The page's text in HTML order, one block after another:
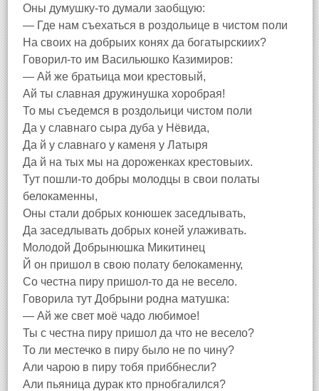
Оны думушку-то думали заобщую:
— Где нам съехаться в роздольице в чистом поли
На своих на добрыих конях да богатырскиих?
Говорил-то им Васильюшко Казимиров:
— Ай же братьица мои крестовый,
Ай ты славная дружинушка хоробрая!
То мы съедемся в роздольици чистом поли
Да у славнаго сыра дуба у Нёвида,
Да й у славнаго у каменя у Латыря
Да й на тых мы на дороженках крестовыих.
Тут пошли-то добры молодцы в свои полаты
белокаменны,
Оны стали добрых конюшек заседлывать,
Да заседлывать добрых коней улаживать.
Молодой Добрынюшка Микитинец
Й он пришол в свою полату белокаменну,
Со честна пиру пришол-то да не весело.
Говорила тут Добрыни родна матушка:
— Ай же свет моё чадо любимое!
Ты с честна пиру пришол да что не весело?
То ли местечко в пиру было не по чину?
Али чарою в пиру тобя приббнесли?
Али пьяница дурак кто прнобгалился?